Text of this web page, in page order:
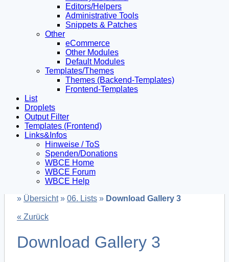
Editors/Helpers
Administrative Tools
Snippets & Patches
Other
eCommerce
Other Modules
Default Modules
Templates/Themes
Themes (Backend-Templates)
Frontend-Templates
List
Droplets
Output Filter
Templates (Frontend)
Links&Infos
Hinweise / ToS
Spenden/Donations
WBCE Home
WBCE Forum
WBCE Help
» Übersicht» 06. Lists» Download Gallery 3
« Zurück
Download Gallery 3